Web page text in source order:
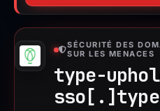
SÉCURITÉ DES
SUR LES MENACES
type-
sso[.]